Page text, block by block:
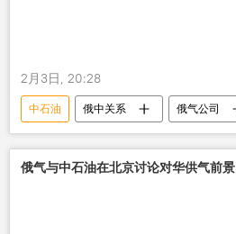
2月3日, 20:28
中石油 俄中关系 俄气公司
俄气与中石油在北京讨论对华供气前景